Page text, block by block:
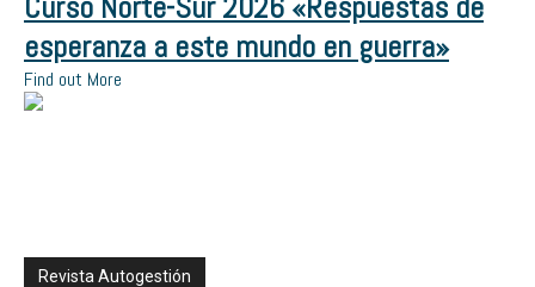
esperanza a este mundo en guerra»
Find out More
Revista Autogestión